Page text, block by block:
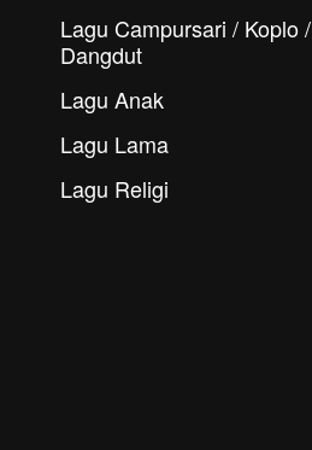
Lagu Campursari / Koplo /
Dangdut
Lagu Anak
Lagu Lama
Lagu Religi